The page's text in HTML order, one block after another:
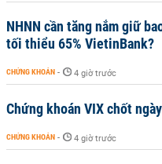
NHNN cần tăng nắm giữ
tối thiểu 65% VietinBank?
CHỨNG KHOÁN - 4 giờ trước
Chứng khoán VIX chốt
CHỨNG KHOÁN - 4 giờ trước